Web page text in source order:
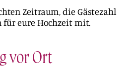
Zeitraum, die Gästezahl
für eure Hochzeit mit.
vor Ort